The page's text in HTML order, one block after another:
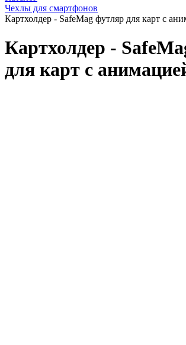
Чехлы для смартфонов
Картхолдер - SafeMag футляр для карт с
Картхолдер -
для карт с